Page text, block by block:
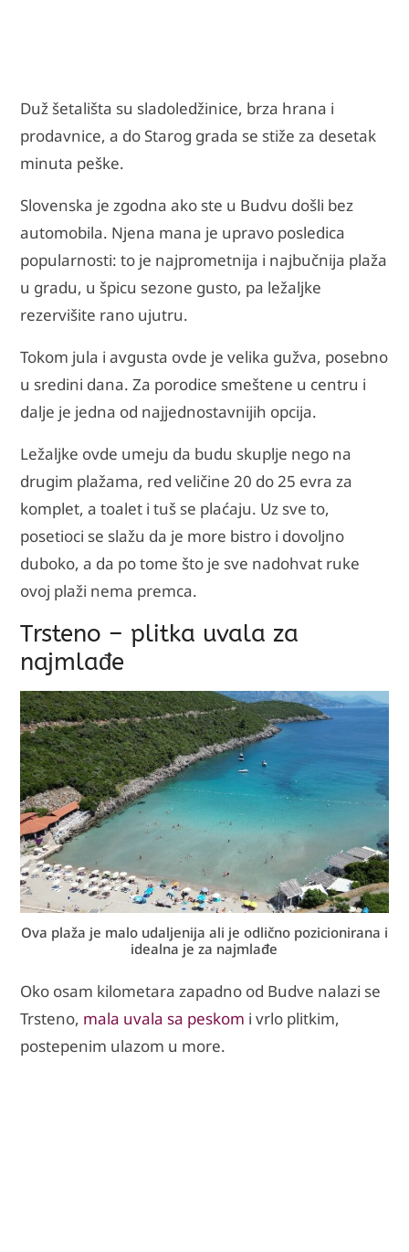
Duž šetališta su sladoledžinice, brza hrana i
prodavnice, a do Starog grada se stiže za desetak
minuta peške.
Slovenska je zgodna ako ste u Budvu došli bez
automobila. Njena mana je upravo posledica
popularnosti: to je najprometnija i najbučnija plaža
u gradu, u špicu sezone gusto, pa ležaljke
rezervišite rano ujutru.
Tokom jula i avgusta ovde je velika gužva, posebno
u sredini dana. Za porodice smeštene u centru i
dalje je jedna od najjednostavnijih opcija.
Ležaljke ovde umeju da budu skuplje nego na
drugim plažama, red veličine 20 do 25 evra za
komplet, a toalet i tuš se plaćaju. Uz sve to,
posetioci se slažu da je more bistro i dovoljno
duboko, a da po tome što je sve nadohvat ruke
ovoj plaži nema premca.
Trsteno – plitka uvala za
najmlađe
Ova plaža je malo udaljenija ali je odlično pozicionirana i
idealna je za najmlađe
Oko osam kilometara zapadno od Budve nalazi se
Trsteno, mala uvala sa peskom i vrlo plitkim,
postepenim ulazom u more.